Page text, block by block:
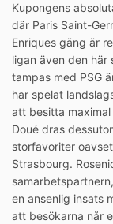
Kupongens
där Paris Saint-
Enriques gäng är
ligan även den här
tampas med PSG
har spelat
att besitta
Doué dras
storfavoriter
Strasbourg.
en ansenlig insats
att besökarna når